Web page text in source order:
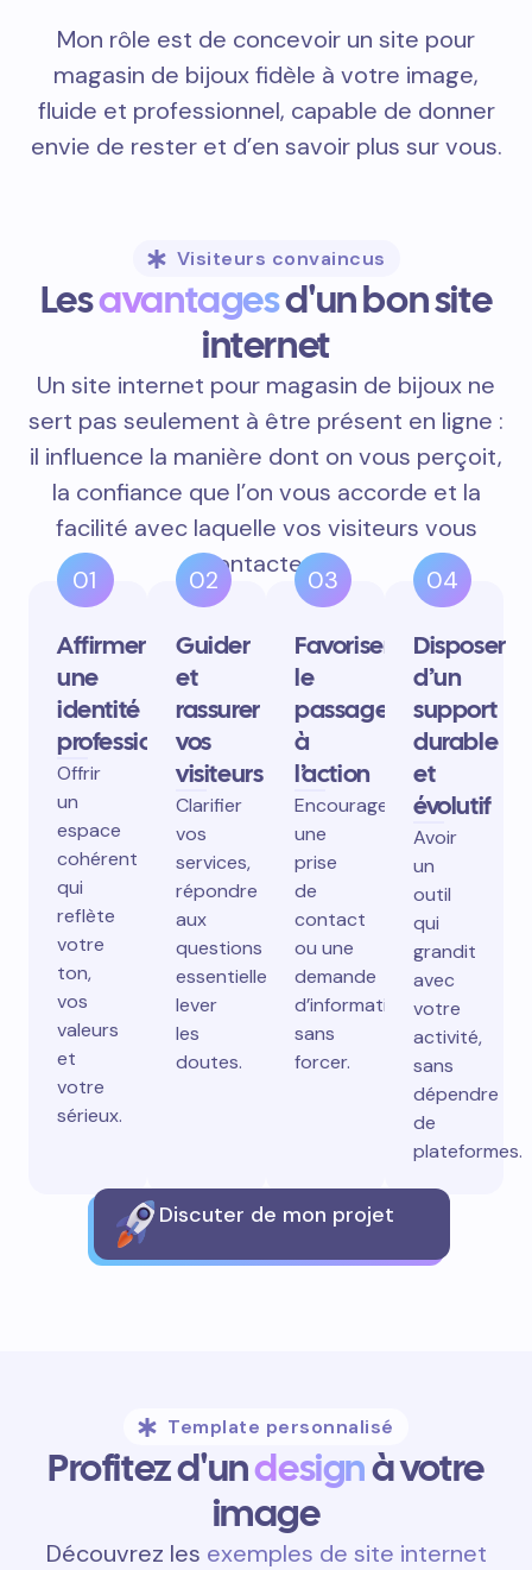
Mon rôle est de concevoir un site pour
magasin de bijoux fidèle à votre image,
fluide et professionnel, capable de donner
envie de rester et d’en savoir plus sur vous.
Visiteurs convaincus
Lesavantagesd'un bon site
internet
Un site internet pour magasin de bijoux ne
sert pas seulement à être présent en ligne :
il influence la manière dont on vous perçoit,
la confiance que l’on vous accorde et la
facilité avec laquelle vos visiteurs vous
contactent.
01
Affirmer
une
identité
professionnelle
Offrir
un
espace
cohérent
qui
reflète
votre
ton,
vos
valeurs
et
votre
sérieux.
02
Guider
et
rassurer
vos
visiteurs
Clarifier
vos
services,
répondre
aux
questions
essentielles,
lever
les
doutes.
03
Favoriser
le
passage
à
l’action
Encourager
une
prise
de
contact
ou une
demande
d’information
sans
forcer.
04
Disposer
d’un
support
durable
et
évolutif
Avoir
un
outil
qui
grandit
avec
votre
activité,
sans
dépendre
de
plateformes.
Discuter de mon projet
Template personnalisé
Profitez d'undesignà votre
image
Découvrez les exemples de site internet